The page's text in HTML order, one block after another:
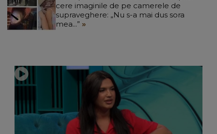
cere imaginile de pe camerele de
supraveghere: „Nu s-a mai dus sora
mea...”